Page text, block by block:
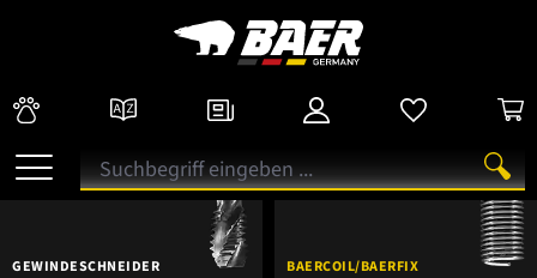
GEWINDESCHNEIDER BAERCOIL/BAERFIX